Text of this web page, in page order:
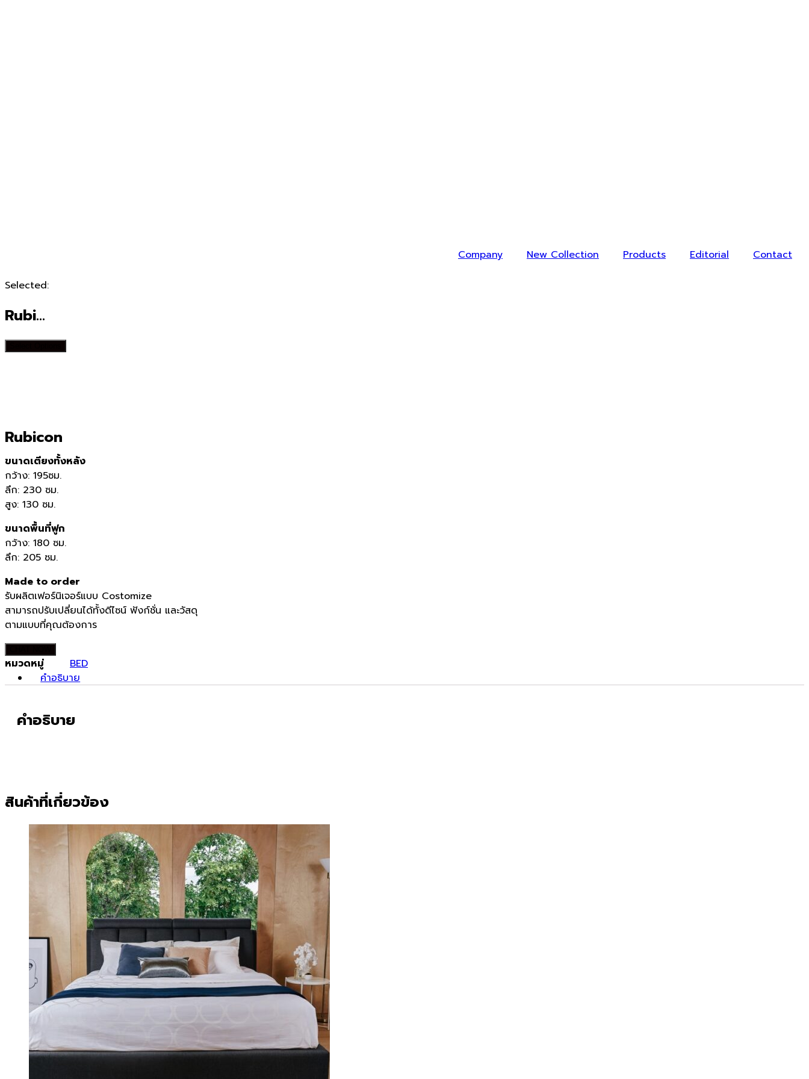
Company New Collection Products Editorial Contact
Selected:
Rubi…
Rubicon
ขนาดเตียงทั้งหลัง
กว้าง: 195ซม.
ลึก: 230 ซม.
สูง: 130 ซม.
ขนาดพื้นที่ฟูก
กว้าง: 180 ซม.
ลึก: 205 ซม.
Made to order
รับผลิตเฟอร์นิเจอร์แบบ Costomize
สามารถปรับเปลี่ยนได้ทั้งดีไซน์ ฟังก์ชั่น และวัสดุ
ตามแบบที่คุณต้องการ
หมวดหมู่
BED
คำอธิบาย
คำอธิบาย
สินค้าที่เกี่ยวข้อง